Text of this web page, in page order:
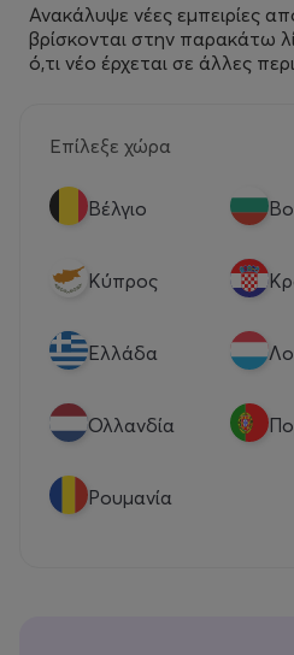
Ανακάλυψε νέες εμπειρίες
βρίσκονται στην παρακάτω
ό,τι νέο έρχεται σε άλλες
Επίλεξε χώρα
Βέλγιο
Κύπρος
Eλλάδα
Ολλανδία
Ρουμανία